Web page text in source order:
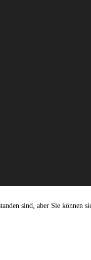
sind, aber Sie können